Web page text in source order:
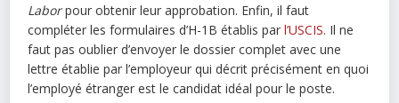
Laborpour obtenir leur approbation. Enfin, il faut
compléter les formulaires d’H-1B établis parl’USCIS. Il ne
faut pas oublier d’envoyer le dossier complet avec une
lettre établie par l’employeur qui décrit précisément en quoi
l’employé étranger est le candidat idéal pour le poste.